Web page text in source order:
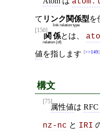
て リンク関係型
link relation type
を
[150]
関係
relation (of)
とは、
値を指します >>149
構文
[75]
属性値は RFC
nz-nc と IRI